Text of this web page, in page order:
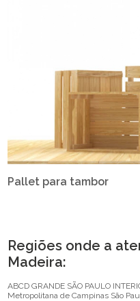
Pallet para tambor
Regiões onde a
Madeira:
ABCD GRANDE SÃO PAULO
Metropolitana de Campinas São